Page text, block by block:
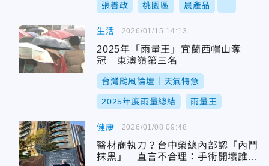
張善政 桃園區 農產品
生活
2025年「雨量王」宜蘭西帽山奪
冠 東澳嶺第三名
台灣颱風論壇｜天氣特急
2025年度雨量總結 雨量王
2026/01/15 14:13
健康
醫材商執刀？台中榮總內部認「內鬥
抹黑」 直言不合理：手術開壞誰負
2026/01/08 09:48